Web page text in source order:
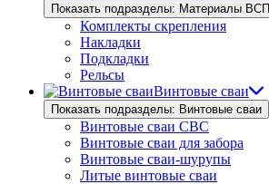
Показать подразделы: Материалы ВСП
Комплекты скрепления
Накладки
Подкладки
Рельсы
Винтовые сваи
Показать подразделы: Винтовые сваи
Винтовые сваи СВС
Винтовые сваи для забора
Винтовые сваи-шурупы
Литые винтовые сваи